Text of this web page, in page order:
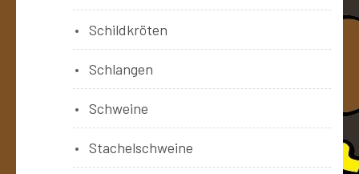
Schildkröten
Schlangen
Schweine
Stachelschweine